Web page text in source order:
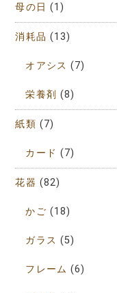
母の日 (1)
消耗品 (13)
オアシス (7)
栄養剤 (8)
紙類 (7)
カード (7)
花器 (82)
かご (18)
ガラス (5)
フレーム (6)